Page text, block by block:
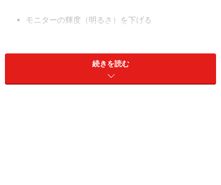
モニターの輝度（明るさ）を下げる
続きを読む